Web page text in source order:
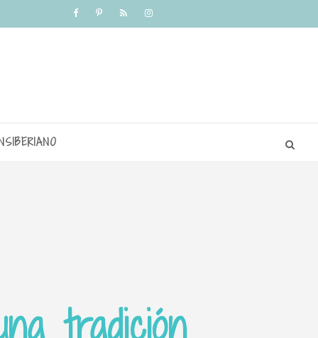
tradición